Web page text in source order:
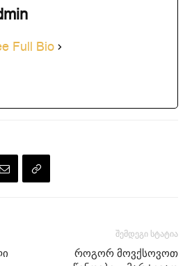
Full Bio
შემდეგი სტატია
როგორ მოვქსოვოთ